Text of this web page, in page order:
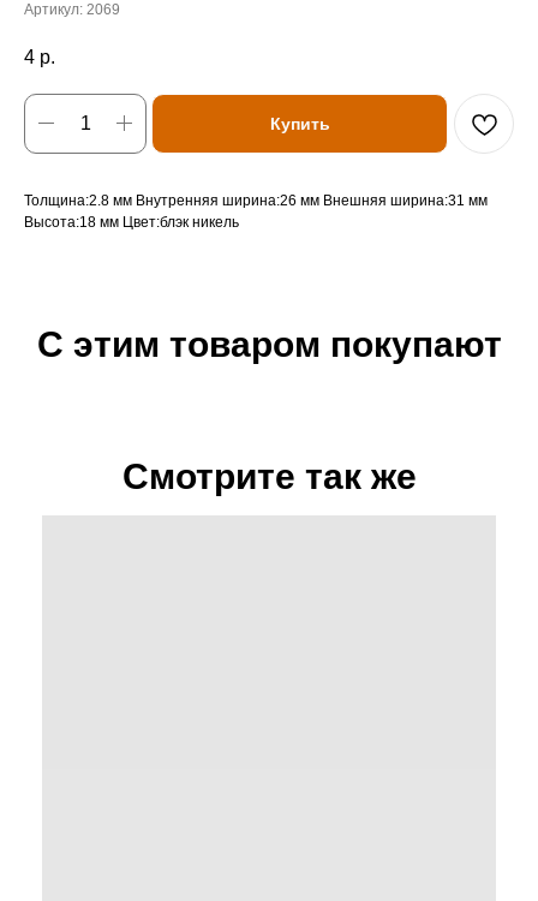
Артикул: 2069
4 р.
Купить
Толщина:2.8 мм Внутренняя ширина:26 мм Внешняя ширина:31 мм
Высота:18 мм Цвет:блэк никель
С этим товаром покупают
Смотрите так же